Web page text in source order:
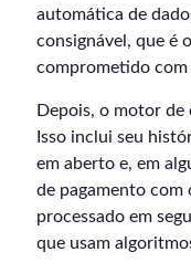
automática de
consignável, que é
comprometido com
Depois, o motor de
Isso inclui seu
em aberto e, em
de pagamento com
processado em
que usam